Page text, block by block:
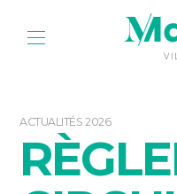
ACTUALITÉS 2026